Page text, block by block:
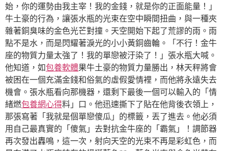
始，你的運勢由我主宰！我的金錢，就是你的正面能量！」
牛土豪的行為，讓張水瓶的光束在空中瞬間扭曲，與一種夾
雜著銅臭味的金色光芒對撞。天空開始下起了荒謬的雨。雨
點不是水，而是閃耀著淚光的小小黃銅齒輪。「不行！金牛
座的物質力量太強了！我的單戀被汙染了！」張水瓶大喊。
他知道，如包養軟體果牛土豪的物質力量勝出，林天秤將會
被困在一個充滿金錢和俗氣的虛假愛情裡，而他將永遠失去
機會。張水瓶看向那機器，還剩下最後一個可以輸入的「情
緒燃包養網心得料」口。他迅速撕下了貼在他背後衣領上，
那張寫著「我就是個單戀傻瓜」的標籤，丟了進去。他必須
用自己最真實的「傻氣」去對抗金牛座的「霸氣」！調節器
再次發出轟鳴，這一次，射向天空的光束不再是彩虹色，而